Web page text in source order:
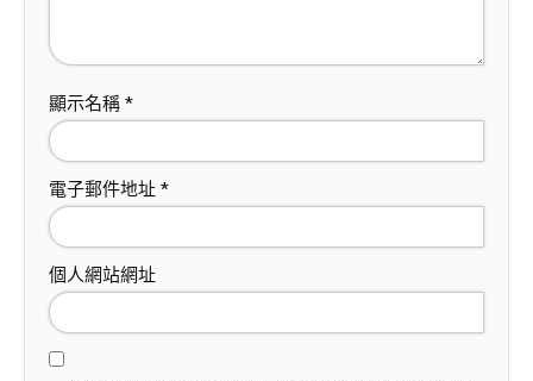
顯示名稱 *
電子郵件地址 *
個人網站網址